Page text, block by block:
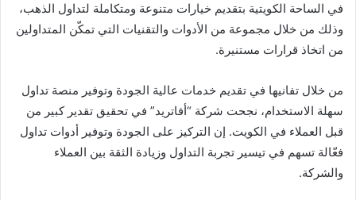
في الساحة الكويتية بتقديم خيارات متنوعة ومتكاملة لتداول الذهب،
وذلك من خلال مجموعة من الأدوات والتقنيات التي تمكّن المتداولين
من اتخاذ قرارات مستنيرة.
من خلال تفانيها في تقديم خدمات عالية الجودة وتوفير منصة تداول
سهلة الاستخدام، نجحت شركة “أفاتريد” في تحقيق تقدير كبير من
قبل العملاء في الكويت. إن التركيز على الجودة وتوفير أدوات تداول
فعّالة تسهم في تيسير تجربة التداول وزيادة الثقة بين العملاء
والشركة.